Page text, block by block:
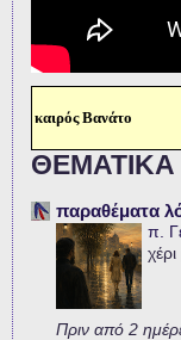
καιρός Βανάτο
ΘΕΜΑΤΙΚΑ
παραθέματα
π.
Πριν από 2